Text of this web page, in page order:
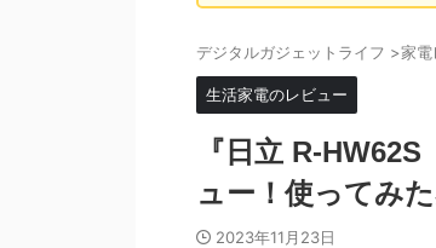
デジタルガジェットライフ >家電
生活家電のレビュー
『日立 R-
ュー！使ってみ
2023年11月23日